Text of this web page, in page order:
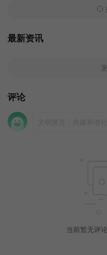
最新资讯
评论
当前暂无评